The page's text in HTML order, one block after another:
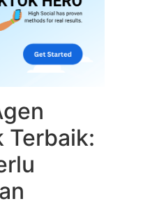
Terbaik: